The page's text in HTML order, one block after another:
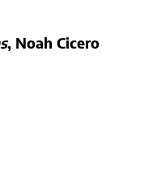
, Noah Cicero